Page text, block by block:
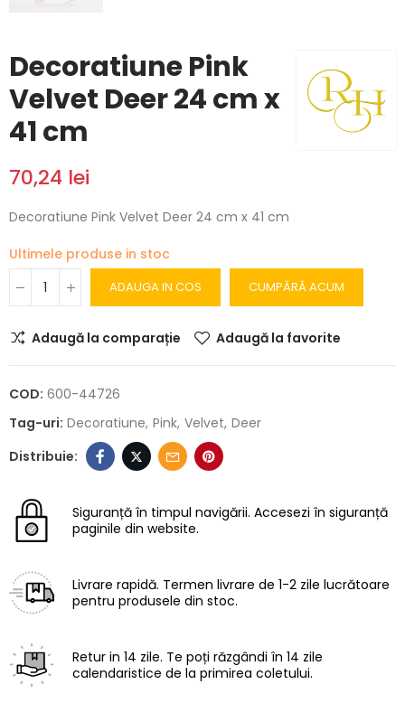
Decoratiune Pink
Velvet Deer 24 cm x
41 cm
70,24 lei
Decoratiune Pink Velvet Deer 24 cm x 41 cm
Ultimele produse in stoc
ADAUGA IN COS CUMPĂRĂ ACUM
Adaugă la comparație Adaugă la favorite
COD: 600-44726
Tag-uri: Decoratiune Pink Velvet Deer
Siguranță în timpul navigării. Accesezi în siguranță
paginile din website.
Livrare rapidă. Termen livrare de 1-2 zile lucrătoare
pentru produsele din stoc.
Retur in 14 zile. Te poți răzgândi în 14 zile
calendaristice de la primirea coletului.